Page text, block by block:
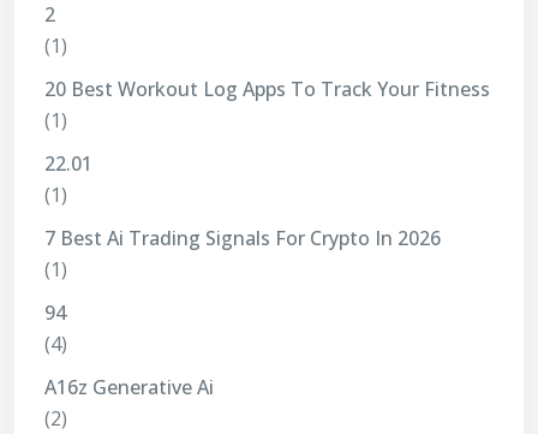
2
(1)
20 Best Workout Log Apps To Track Your Fitness
(1)
22.01
(1)
7 Best Ai Trading Signals For Crypto In 2026
(1)
94
(4)
A16z Generative Ai
(2)